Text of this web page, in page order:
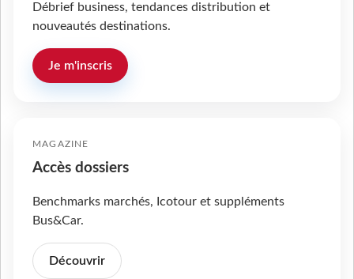
Débrief business, tendances distribution et
nouveautés destinations.
Je m'inscris
MAGAZINE
Accès dossiers
Benchmarks marchés, Icotour et suppléments
Bus&Car.
Découvrir